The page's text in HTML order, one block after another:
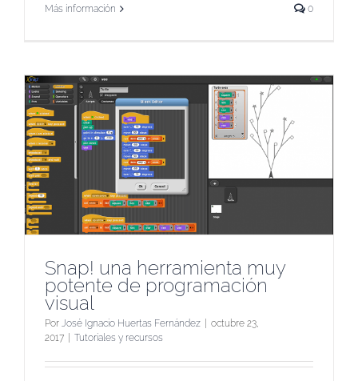
Más información 0
Snap! una herramienta muy
potente de programación
visual
Por José Ignacio Huertas Fernández
octubre 23,
2017
Tutoriales y recursos